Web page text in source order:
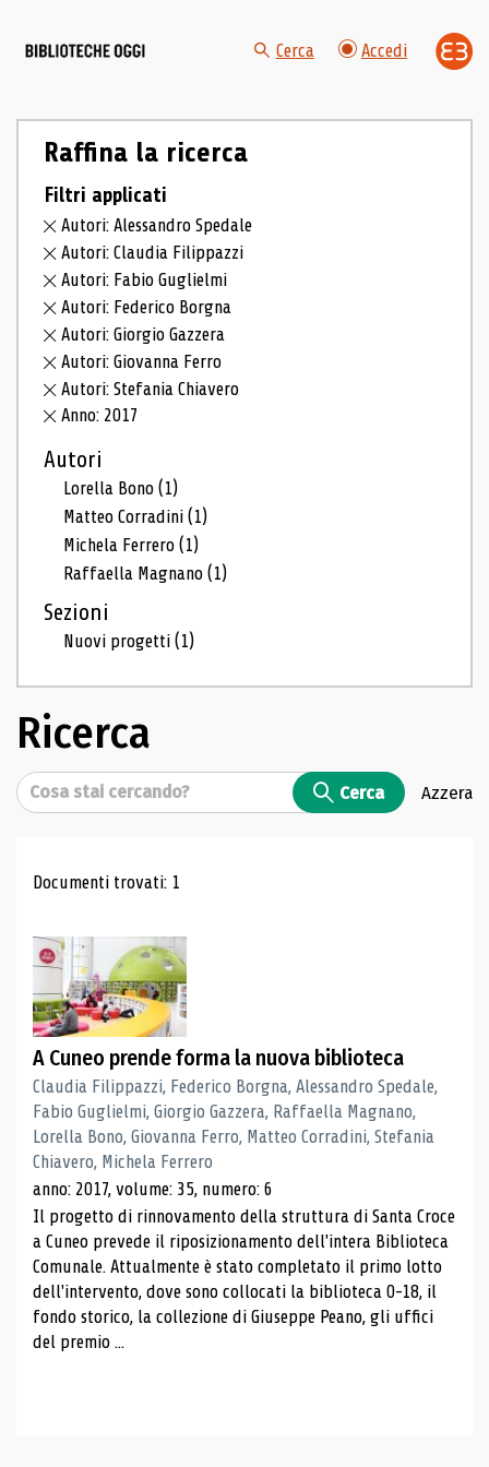
Cerca Accedi
Raffina la ricerca
Filtri applicati
Autori: Alessandro Spedale
Autori: Claudia Filippazzi
Autori: Fabio Guglielmi
Autori: Federico Borgna
Autori: Giorgio Gazzera
Autori: Giovanna Ferro
Autori: Stefania Chiavero
Anno: 2017
Autori
Lorella Bono(1)
Matteo Corradini(1)
Michela Ferrero(1)
Raffaella Magnano(1)
Sezioni
Nuovi progetti(1)
Ricerca
Cerca Cerca Azzera
Risultati di ricerca
Documenti trovati: 1
A Cuneo prende forma la nuova biblioteca
Claudia Filippazzi, Federico Borgna, Alessandro Spedale,
Fabio Guglielmi, Giorgio Gazzera, Raffaella Magnano,
Lorella Bono, Giovanna Ferro, Matteo Corradini, Stefania
Chiavero, Michela Ferrero
anno: 2017, volume: 35, numero: 6
Il progetto di rinnovamento della struttura di Santa Croce
a Cuneo prevede il riposizionamento dell'intera Biblioteca
Comunale. Attualmente è stato completato il primo lotto
dell'intervento, dove sono collocati la biblioteca 0-18, il
fondo storico, la collezione di Giuseppe Peano, gli uffici
del premio ...